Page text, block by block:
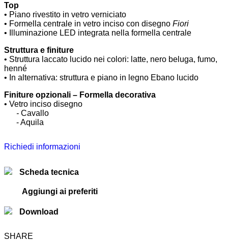
Top
• Piano rivestito in vetro verniciato
• Formella centrale in vetro inciso con disegno Fiori
• Illuminazione LED integrata nella formella centrale
Struttura e finiture
• Struttura laccato lucido nei colori: latte, nero beluga, fumo,
henné
• In alternativa: struttura e piano in legno Ebano lucido
Finiture opzionali – Formella decorativa
• Vetro inciso disegno
- Cavallo
- Aquila
Richiedi informazioni
Scheda tecnica
Aggiungi ai preferiti
Download
SHARE